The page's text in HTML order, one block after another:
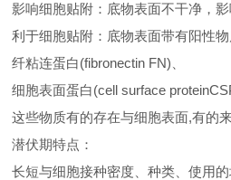
影响细胞贴附：底物表面不干净，影
利于细胞贴附：底物表面带有阳性
纤粘连蛋白(fibronectin FN)、
细胞表面蛋白(cell surface
这些物质有的存在与细胞表面,有的来
潜伏期特点：
长短与细胞接种密度、种类、使用的